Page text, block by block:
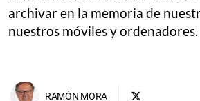
archivar en la memoria de
nuestros móviles y ordenadores.
RAMÓN MORA